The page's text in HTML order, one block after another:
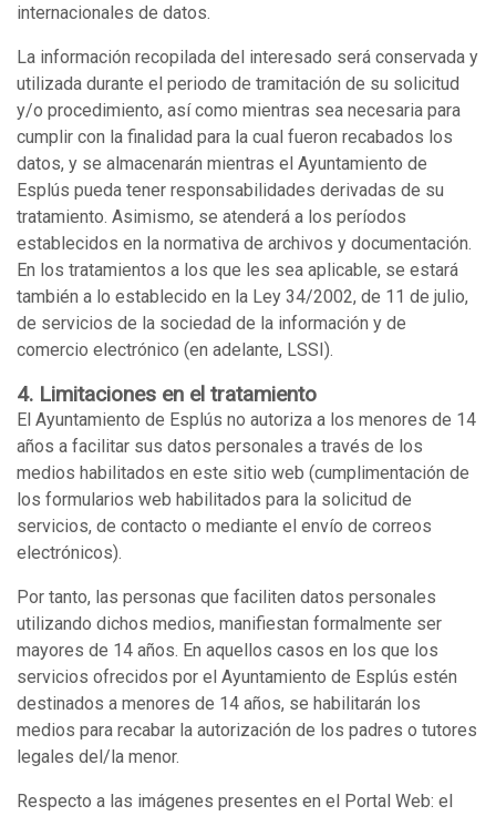
internacionales de datos.
La información recopilada del interesado será conservada y
utilizada durante el periodo de tramitación de su solicitud
y/o procedimiento, así como mientras sea necesaria para
cumplir con la finalidad para la cual fueron recabados los
datos, y se almacenarán mientras el Ayuntamiento de
Esplús pueda tener responsabilidades derivadas de su
tratamiento. Asimismo, se atenderá a los períodos
establecidos en la normativa de archivos y documentación.
En los tratamientos a los que les sea aplicable, se estará
también a lo establecido en la Ley 34/2002, de 11 de julio,
de servicios de la sociedad de la información y de
comercio electrónico (en adelante, LSSI).
4. Limitaciones en el tratamiento
El Ayuntamiento de Esplús no autoriza a los menores de 14
años a facilitar sus datos personales a través de los
medios habilitados en este sitio web (cumplimentación de
los formularios web habilitados para la solicitud de
servicios, de contacto o mediante el envío de correos
electrónicos).
Por tanto, las personas que faciliten datos personales
utilizando dichos medios, manifiestan formalmente ser
mayores de 14 años. En aquellos casos en los que los
servicios ofrecidos por el Ayuntamiento de Esplús estén
destinados a menores de 14 años, se habilitarán los
medios para recabar la autorización de los padres o tutores
legales del/la menor.
Respecto a las imágenes presentes en el Portal Web: el